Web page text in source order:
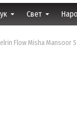
Свет
Flow Misha Mansoor